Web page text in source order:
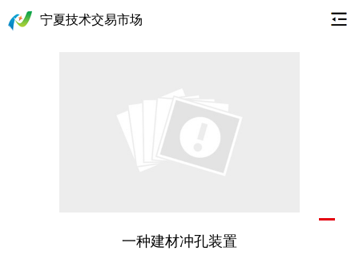
宁夏技术交易市场
一种建材冲孔装置